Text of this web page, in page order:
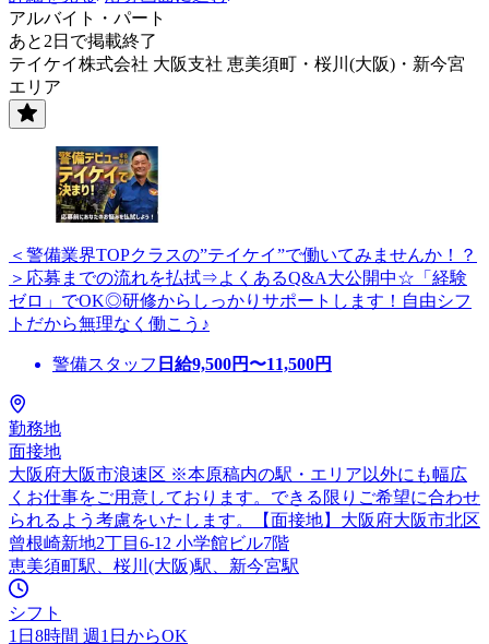
アルバイト・パート
あと2日で掲載終了
テイケイ株式会社 大阪支社 恵美須町・桜川(大阪)・新今宮
エリア
＜警備業界TOPクラスの”テイケイ”で働いてみませんか！？
＞応募までの流れを払拭⇒よくあるQ&A大公開中☆「経験
ゼロ」でOK◎研修からしっかりサポートします！自由シフ
トだから無理なく働こう♪
警備スタッフ 日給9,500円〜11,500円
勤務地
面接地
大阪府大阪市浪速区 ※本原稿内の駅・エリア以外にも幅広
くお仕事をご用意しております。できる限りご希望に合わせ
られるよう考慮をいたします。【面接地】大阪府大阪市北区
曾根崎新地2丁目6-12 小学館ビル7階
恵美須町駅、桜川(大阪)駅、新今宮駅
シフト
1日8時間 週1日からOK